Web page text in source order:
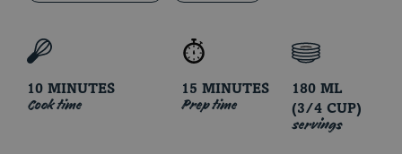
10 MINUTES
Cook time
15 MINUTES
Prep time
180 ML
(3/4 CUP)
servings